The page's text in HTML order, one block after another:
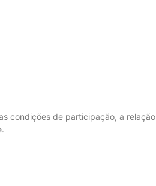
condições de participação, a relação